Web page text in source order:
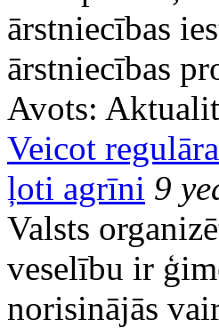
ārstniecības
ārstniecības
Avots:
Veicot
ļoti agrīni 9
Valsts
veselību ir
norisinājās